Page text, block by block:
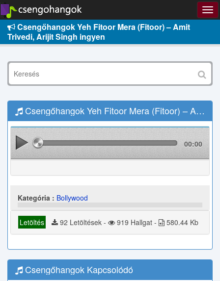
Csengőhangok Yeh Fitoor Mera (Fitoor) – Amit
Trivedi, Arijit Singh ingyen
Csengőhangok Yeh Fitoor Mera (Fitoor) – Amit Trivedi, Arijit Singh Letöltés
00:00
Kategória : Bollywood
Letöltés 92 Letöltések - 919 Hallgat - 580.44 Kb
Csengőhangok Kapcsolódó